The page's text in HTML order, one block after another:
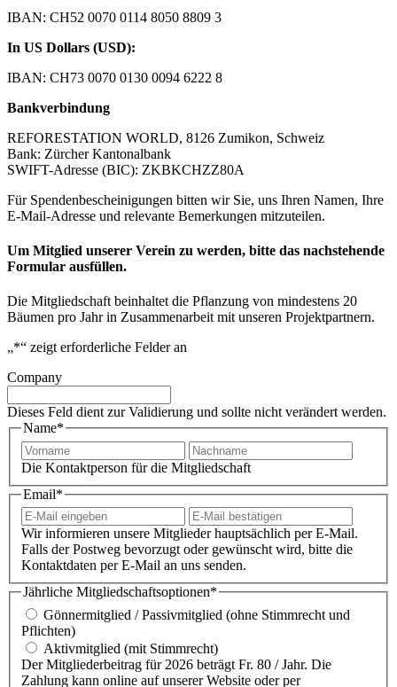
IBAN: CH52 0070 0114 8050 8809 3
In US Dollars (USD):
IBAN: CH73 0070 0130 0094 6222 8
Bankverbindung
REFORESTATION WORLD, 8126 Zumikon, Schweiz
Bank: Zürcher Kantonalbank
SWIFT-Adresse (BIC): ZKBKCHZZ80A
Für Spendenbescheinigungen bitten wir Sie, uns Ihren Namen, Ihre
E-Mail-Adresse und relevante Bemerkungen mitzuteilen.
Um Mitglied unserer Verein zu werden, bitte das nachstehende
Formular ausfüllen.
Die Mitgliedschaft beinhaltet die Pflanzung von mindestens 20
Bäumen pro Jahr in Zusammenarbeit mit unseren Projektpartnern.
„*“ zeigt erforderliche Felder an
Company
Dieses Feld dient zur Validierung und sollte nicht verändert werden.
Name*
Vorname
Die Kontaktperson für die Mitgliedschaft
Email*
E-
Mail
eingeben
Mail
Wir informieren unsere Mitglieder hauptsächlich per E-Mail.
Falls der Postweg bevorzugt oder gewünscht wird, bitte die
Kontaktdaten per E-Mail an uns senden.
Jährliche Mitgliedschaftsoptionen*
Gönnermitglied / Passivmitglied (ohne Stimmrecht und
Pflichten)
Aktivmitglied (mit Stimmrecht)
Der Mitgliederbeitrag für 2026 beträgt Fr. 80 / Jahr. Die
Zahlung kann online auf unserer Website oder per